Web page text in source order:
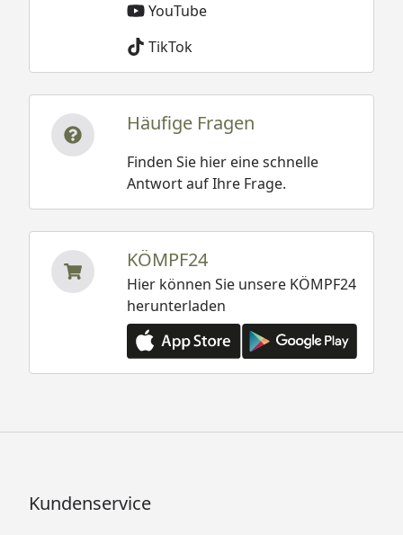
YouTube
TikTok
Häufige Fragen
Finden Sie hier eine schnelle
Antwort auf Ihre Frage.
KÖMPF24
Hier können Sie unsere KÖMPF24
herunterladen
Kundenservice